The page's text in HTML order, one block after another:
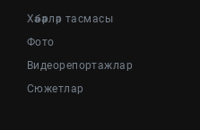
Хәбәрләр тасмасы
Фото
Видеорепортажлар
Cюжетлар